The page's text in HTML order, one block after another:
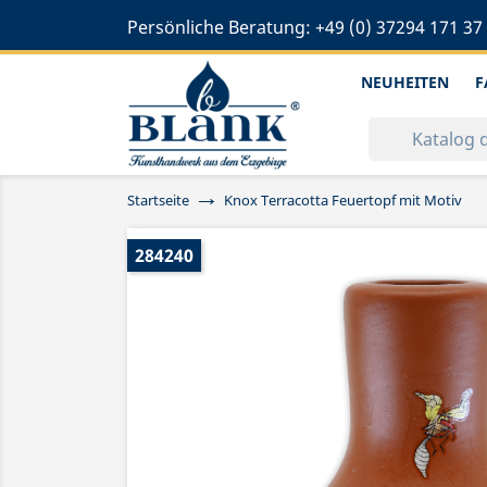
Persönliche Beratung: +49 (0) 37294 171 37
NEUHEITEN
Startseite Knox Terracotta Feuertopf mit Motiv
284240